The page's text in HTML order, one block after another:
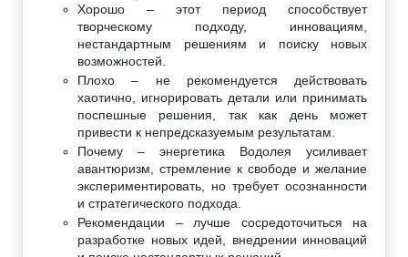
Хорошо – этот период способствует
творческому подходу, инновациям,
нестандартным решениям и поиску новых
возможностей.
Плохо – не рекомендуется действовать
хаотично, игнорировать детали или принимать
поспешные решения, так как день может
привести к непредсказуемым результатам.
Почему – энергетика Водолея усиливает
авантюризм, стремление к свободе и желание
экспериментировать, но требует осознанности
и стратегического подхода.
Рекомендации – лучше сосредоточиться на
разработке новых идей, внедрении инноваций